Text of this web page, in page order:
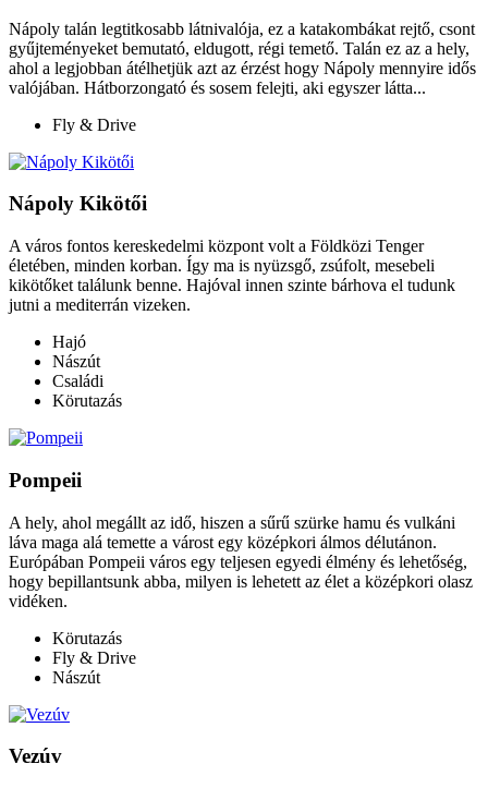
Nápoly talán legtitkosabb látnivalója, ez a katakombákat rejtő, csont
gyűjteményeket bemutató, eldugott, régi temető. Talán ez az a hely,
ahol a legjobban átélhetjük azt az érzést hogy Nápoly mennyire idős
valójában. Hátborzongató és sosem felejti, aki egyszer látta...
Fly & Drive
Nápoly Kikötői
A város fontos kereskedelmi központ volt a Földközi Tenger
életében, minden korban. Így ma is nyüzsgő, zsúfolt, mesebeli
kikötőket találunk benne. Hajóval innen szinte bárhova el tudunk
jutni a mediterrán vizeken.
Hajó
Nászút
Családi
Körutazás
Pompeii
A hely, ahol megállt az idő, hiszen a sűrű szürke hamu és vulkáni
láva maga alá temette a várost egy középkori álmos délutánon.
Európában Pompeii város egy teljesen egyedi élmény és lehetőség,
hogy bepillantsunk abba, milyen is lehetett az élet a középkori olasz
vidéken.
Körutazás
Fly & Drive
Nászút
Vezúv